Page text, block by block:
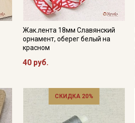
Жак.лента 18мм Славянский
орнамент, оберег белый на
красном
40 руб.
СКИДКА 20%